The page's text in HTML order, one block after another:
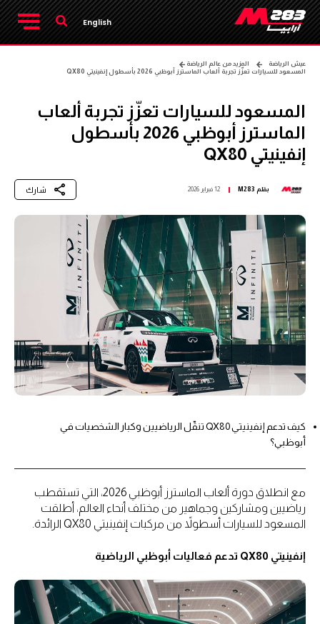
English
عيش الرياضة
المزيد من عالم الرياضة
المسعود للسيارات تعزّز تجربة ألعاب الماسترز أبوظبي 2026 بأسطول إنفينيتي QX80
المسعود للسيارات تعزّز تجربة ألعاب
الماسترز أبوظبي 2026 بأسطول
إنفينيتي QX80
بقلم M283 12 فبراير 2026 شارك
كيف تدعم إنفينيتي QX80 تنقّل الرياضيين وكبار الشخصيات في
أبوظبي؟
مع انطلاق دورة ألعاب الماسترز أبوظبي 2026، التي تستقطب
رياضيين ومشاركين وجماهير من مختلف أنحاء العالم، أطلقت
المسعود للسيارات أسطولاً من مركبات إنفينيتي QX80 الرائدة.
إنفينيتي QX80 تدعم فعاليات أبوظبي الرياضية